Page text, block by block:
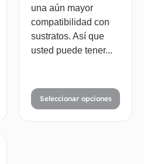
una aún mayor
compatibilidad con
sustratos. Así que
usted puede tener...
Seleccionar opciones